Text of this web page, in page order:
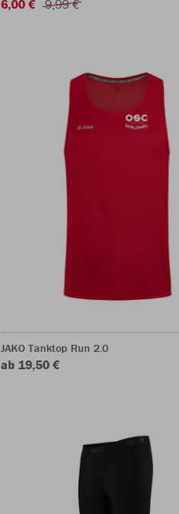
6,00 € 9,99 €
JAKO Tanktop Run 2.0
ab 19,50 €